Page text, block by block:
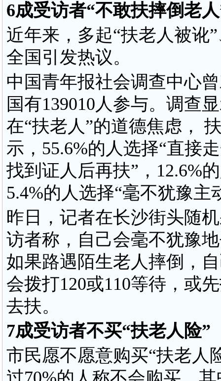
6成受访者“不敢扶摔倒老
近年来，多起“扶老人被讹
全国引发热议。
中国青年报社会调查中心
国有139010人参与。调查
在“扶老人”的道德焦虑，
示，55.6%的人选择“直接
找到证人后再扶”，12.6%
5.4%的人选择“毫不犹豫主
昨日，记者在长沙街头随
访者称，自己会毫不犹豫
如果路遇陌生老人摔倒，
会拨打120或110等待，或
去扶。
7成受访者不买“扶老人险”
市民愿不愿意购买“扶老人